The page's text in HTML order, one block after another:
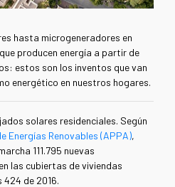
hasta microgeneradores en
producen energía a partir de
estos son los inventos que van
energético en nuestros hogares.
solares residenciales. Según
Energías Renovables (APPA),
111.795 nuevas
las cubiertas de viviendas
de 2016.